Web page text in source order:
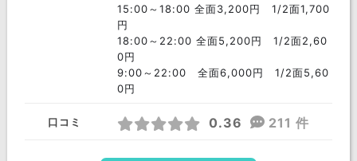
御蔵島村
15:00～18:00 全面3,200円 1/2面1,700
円
18:00～22:00 全面5,200円 1/2面2,60
0円
9:00～22:00 全面6,000円 1/2面5,60
0円
口コミ 0.36 211 件